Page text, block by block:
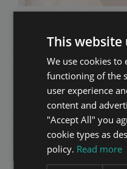
This website
We use cookies
functioning of the
user experience
content and
"Accept All" you
cookie types as
policy. Read more